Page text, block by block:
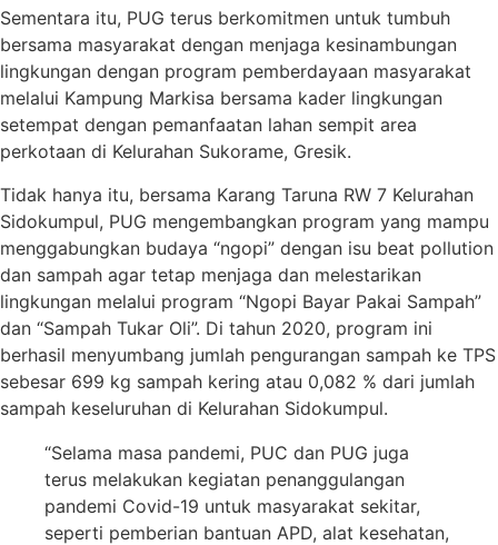
Sementara itu, PUG terus berkomitmen untuk tumbuh
bersama masyarakat dengan menjaga kesinambungan
lingkungan dengan program pemberdayaan masyarakat
melalui Kampung Markisa bersama kader lingkungan
setempat dengan pemanfaatan lahan sempit area
perkotaan di Kelurahan Sukorame, Gresik.
Tidak hanya itu, bersama Karang Taruna RW 7 Kelurahan
Sidokumpul, PUG mengembangkan program yang mampu
menggabungkan budaya “ngopi” dengan isu beat pollution
dan sampah agar tetap menjaga dan melestarikan
lingkungan melalui program “Ngopi Bayar Pakai Sampah”
dan “Sampah Tukar Oli”. Di tahun 2020, program ini
berhasil menyumbang jumlah pengurangan sampah ke TPS
sebesar 699 kg sampah kering atau 0,082 % dari jumlah
sampah keseluruhan di Kelurahan Sidokumpul.
“Selama masa pandemi, PUC dan PUG juga
terus melakukan kegiatan penanggulangan
pandemi Covid-19 untuk masyarakat sekitar,
seperti pemberian bantuan APD, alat kesehatan,